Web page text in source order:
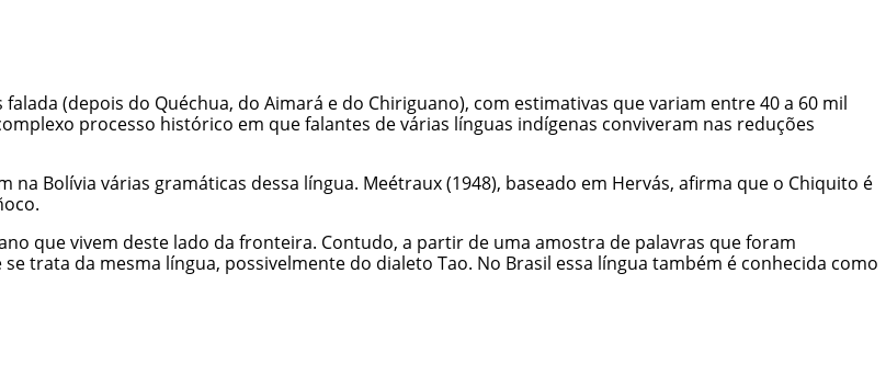
(depois do Quéchua, do Aimará e do Chiriguano), com estimativas que variam entre 40 a 60 mil
processo histórico em que falantes de várias línguas indígenas conviveram nas reduções
Bolívia várias gramáticas dessa língua. Meétraux (1948), baseado em Hervás, afirma que o Chiquito é
que vivem deste lado da fronteira. Contudo, a partir de uma amostra de palavras que foram
trata da mesma língua, possivelmente do dialeto Tao. No Brasil essa língua também é conhecida como